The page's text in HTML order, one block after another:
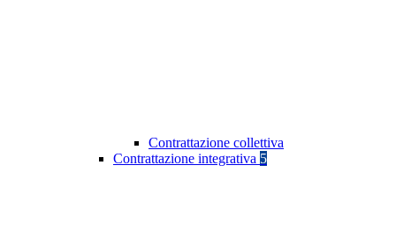
Contrattazione collettiva
Contrattazione integrativa 5